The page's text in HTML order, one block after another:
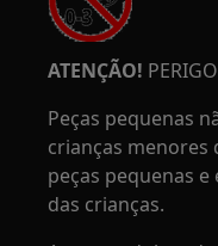
ATENÇÃO!
Peças pequenas
crianças menores
peças pequenas
das crianças.